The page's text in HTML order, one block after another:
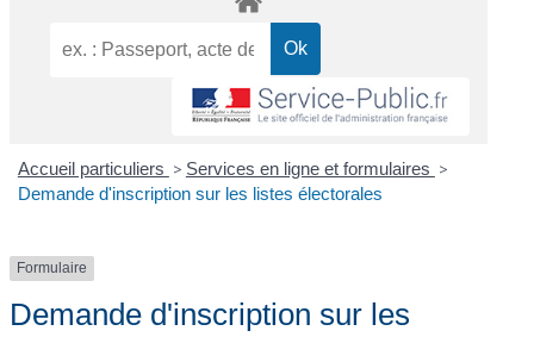
Accueil particuliers > Services en ligne et formulaires >
Demande d'inscription sur les listes électorales
Formulaire
Demande d'inscription sur les